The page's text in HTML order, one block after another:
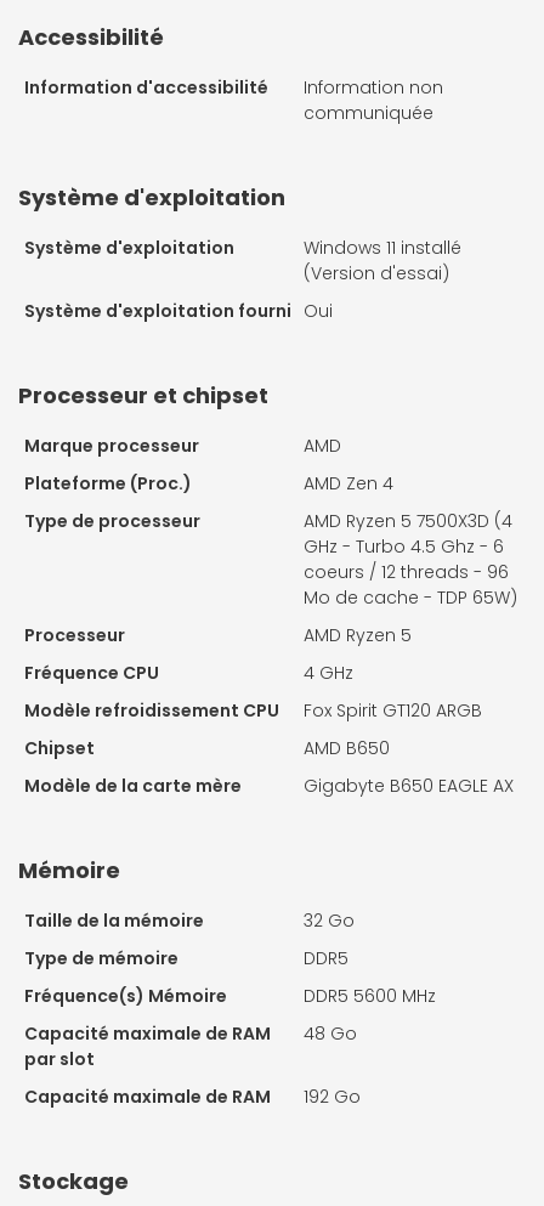
Accessibilité
Information d'accessibilité
Information non
communiquée
Système d'exploitation
Système d'exploitation
Windows 11 installé
(Version d'essai)
Système d'exploitation fourni Oui
Processeur et chipset
Marque processeur
AMD
Plateforme (Proc.)
AMD Zen 4
Type de processeur
AMD Ryzen 5 7500X3D (4
GHz - Turbo 4.5 Ghz - 6
coeurs / 12 threads - 96
Mo de cache - TDP 65W)
Processeur
AMD Ryzen 5
Fréquence CPU
4 GHz
Modèle refroidissement CPU
Fox Spirit GT120 ARGB
Chipset
AMD B650
Modèle de la carte mère
Gigabyte B650 EAGLE AX
Mémoire
Taille de la mémoire
32 Go
Type de mémoire
DDR5
Fréquence(s) Mémoire
DDR5 5600 MHz
Capacité maximale de RAM
par slot
48 Go
Capacité maximale de RAM 192 Go
Stockage